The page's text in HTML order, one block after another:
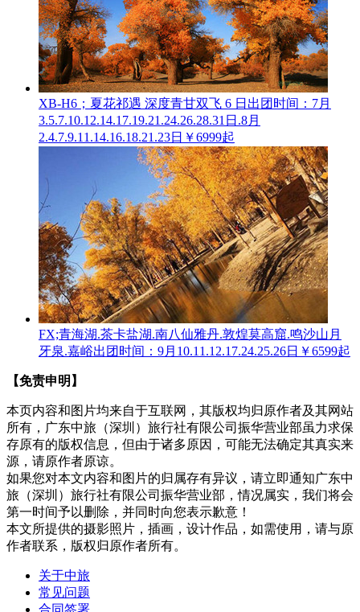
XB-H6；夏花祁遇 深度青甘双飞 6 日 出团时间：7月
3.5.7.10.12.14.17.19.21.24.26.28.31日.8月
2.4.7.9.11.14.16.18.21.23日 ￥6999起
FX;青海湖.茶卡盐湖.南八仙雅丹.敦煌莫高窟.鸣沙山月
牙泉.嘉峪出团时间：9月10.11.12.17.24.25.26日 ￥6599起
【免责申明】
本页内容和图片均来自于互联网，其版权均归原作者及其网站
所有，广东中旅（深圳）旅行社有限公司振华营业部虽力求保
存原有的版权信息，但由于诸多原因，可能无法确定其真实来
源，请原作者原谅。
如果您对本文内容和图片的归属存有异议，请立即通知广东中
旅（深圳）旅行社有限公司振华营业部，情况属实，我们将会
第一时间予以删除，并同时向您表示歉意！
本文所提供的摄影照片，插画，设计作品，如需使用，请与原
作者联系，版权归原作者所有。
关于中旅
常见问题
合同签署